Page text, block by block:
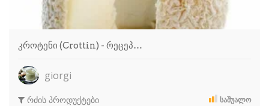
კროტენი (Crottin) - რეცეპ…
giorgi
რძის პროდუქტები ᲡᲐᲨᲣᲐᲚᲝ